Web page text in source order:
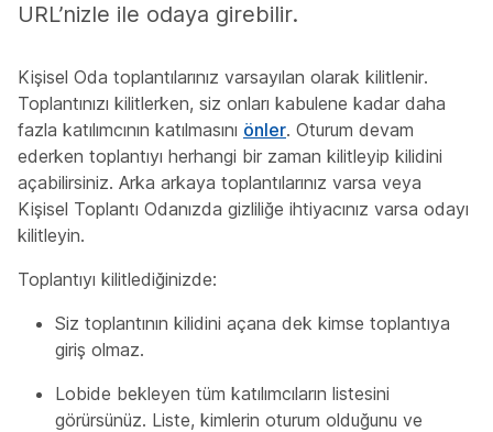
URL’nizle ile odaya girebilir.
Kişisel Oda toplantılarınız varsayılan olarak kilitlenir.
Toplantınızı kilitlerken, siz onları kabulene kadar daha
fazla katılımcının katılmasını önler. Oturum devam
ederken toplantıyı herhangi bir zaman kilitleyip kilidini
açabilirsiniz. Arka arkaya toplantılarınız varsa veya
Kişisel Toplantı Odanızda gizliliğe ihtiyacınız varsa odayı
kilitleyin.
Toplantıyı kilitlediğinizde:
Siz toplantının kilidini açana dek kimse toplantıya
giriş olmaz.
Lobide bekleyen tüm katılımcıların listesini
görürsünüz. Liste, kimlerin oturum olduğunu ve